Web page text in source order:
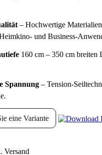
– Hochwertige
und Business-
160 cm – 350 cm breiten
Spannung – Tension-
eine Variante
Versand